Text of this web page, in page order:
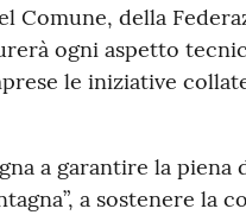
Comune, della
ogni aspetto
le iniziative
a garantire la piena
a sostenere la